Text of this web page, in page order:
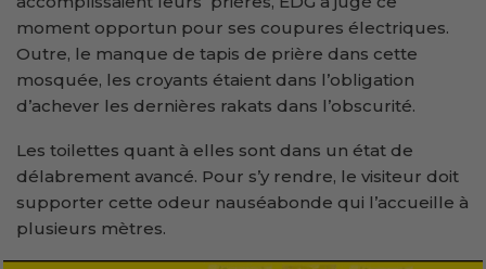
moment opportun pour ses coupures électriques.
Outre, le manque de tapis de prière dans cette
mosquée, les croyants étaient dans l’obligation
d’achever les dernières rakats dans l’obscurité.
Les toilettes quant à elles sont dans un état de
délabrement avancé. Pour s’y rendre, le visiteur doit
supporter cette odeur nauséabonde qui l’accueille à
plusieurs mètres.